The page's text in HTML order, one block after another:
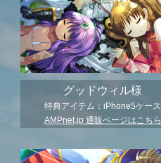
グッドウィル様
特典アイテム：iPhone5ケース
AMPnet.jp 通販ページはこちら